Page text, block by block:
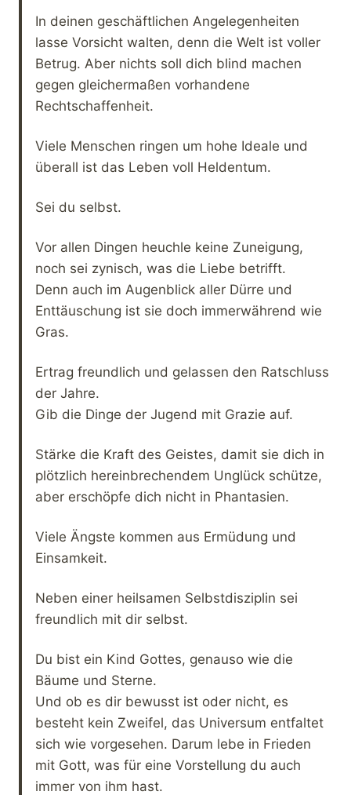
In deinen geschäftlichen Angelegenheiten
lasse Vorsicht walten, denn die Welt ist voller
Betrug. Aber nichts soll dich blind machen
gegen gleichermaßen vorhandene
Rechtschaffenheit.
Viele Menschen ringen um hohe Ideale und
überall ist das Leben voll Heldentum.
Sei du selbst.
Vor allen Dingen heuchle keine Zuneigung,
noch sei zynisch, was die Liebe betrifft.
Denn auch im Augenblick aller Dürre und
Enttäuschung ist sie doch immerwährend wie
Gras.
Ertrag freundlich und gelassen den Ratschluss
der Jahre.
Gib die Dinge der Jugend mit Grazie auf.
Stärke die Kraft des Geistes, damit sie dich in
plötzlich hereinbrechendem Unglück schütze,
aber erschöpfe dich nicht in Phantasien.
Viele Ängste kommen aus Ermüdung und
Einsamkeit.
Neben einer heilsamen Selbstdisziplin sei
freundlich mit dir selbst.
Du bist ein Kind Gottes, genauso wie die
Bäume und Sterne.
Und ob es dir bewusst ist oder nicht, es
besteht kein Zweifel, das Universum entfaltet
sich wie vorgesehen. Darum lebe in Frieden
mit Gott, was für eine Vorstellung du auch
immer von ihm hast.